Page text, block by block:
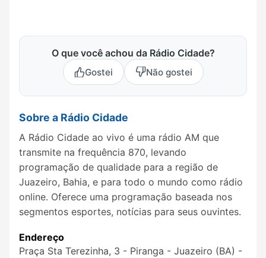
O que você achou da Rádio Cidade?
Gostei Não gostei
Sobre a Rádio Cidade
A Rádio Cidade ao vivo é uma rádio AM que
transmite na frequência 870, levando
programação de qualidade para a região de
Juazeiro, Bahia, e para todo o mundo como rádio
online. Oferece uma programação baseada nos
segmentos esportes, notícias para seus ouvintes.
Endereço
Praça Sta Terezinha, 3 - Piranga - Juazeiro (BA) -